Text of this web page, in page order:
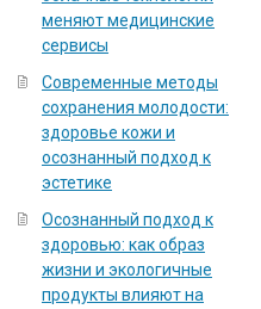
меняют медицинские
сервисы
Современные методы
сохранения молодости:
здоровье кожи и
осознанный подход к
эстетике
Осознанный подход к
здоровью: как образ
жизни и экологичные
продукты влияют на